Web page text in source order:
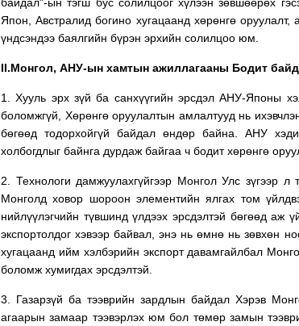
Япон, Австралид богино хугацаанд хөрөнгө
үндсэндээ баялгийн бүрэн эрхийн солилцоо юм.
II.Монгол, АНУ-ын хамтын ажиллагааны Бодит
1. Хууль эрх зүй ба санхүүгийн эрсдэл АНУ-Японы
боломжгүй, Хөрөнгө оруулалтын амлалтууд нь
бөгөөд тодорхойгүй байдал өндөр байна. АНУ
холбогдлыг байнга дурдаж байгаа ч бодит хөрөнгө
2. Технологи дамжуулахгүйгээр Монгол Улс зүгээр
Монголд ховор шороон элементийн ялгах том
нийлүүлэгчийн түвшинд үлдээх эрсдэлтэй бөгөөд аж
экспортолдог хэвээр байвал, энэ нь өмнө нь зөвхөн
хугацаанд ийм хэлбэрийн экспорт давамгайлбал
боломж хумигдах эрсдэлтэй.
3. Газарзүй ба тээврийн зардлын байдал Хэрэв
агаарын замаар тээвэрлэх юм бол төмөр замын